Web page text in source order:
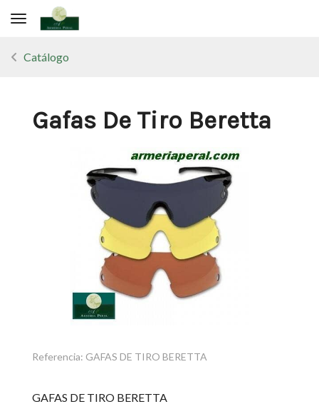
Toggle navigation
Catálogo
Gafas De Tiro Beretta
Referencia: GAFAS DE TIRO BERETTA
GAFAS DE TIRO BERETTA